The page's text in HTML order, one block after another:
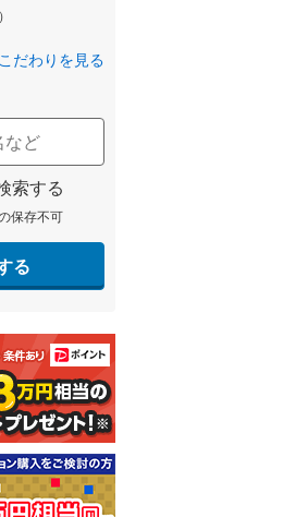
）
だわりを見る
索する
保存不可
る